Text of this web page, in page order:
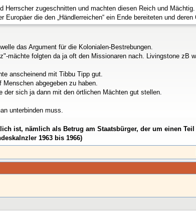
Herrscher zugeschnitten und machten diesen Reich und
die den „Händlerreichen“ ein Ende bereiteten und deren
das Argument für die Kolonialen-Bestrebungen.
mächte folgten da ja oft den Missionaren nach. Livingstone zB
anscheinend mit Tibbu Tipp gut.
abgegeben zu haben.
sich ja dann mit den örtlichen Mächten gut stellen.
unterbinden muss.
ist, nämlich als Betrug am Staatsbürger, der um einen
1963 bis 1966)